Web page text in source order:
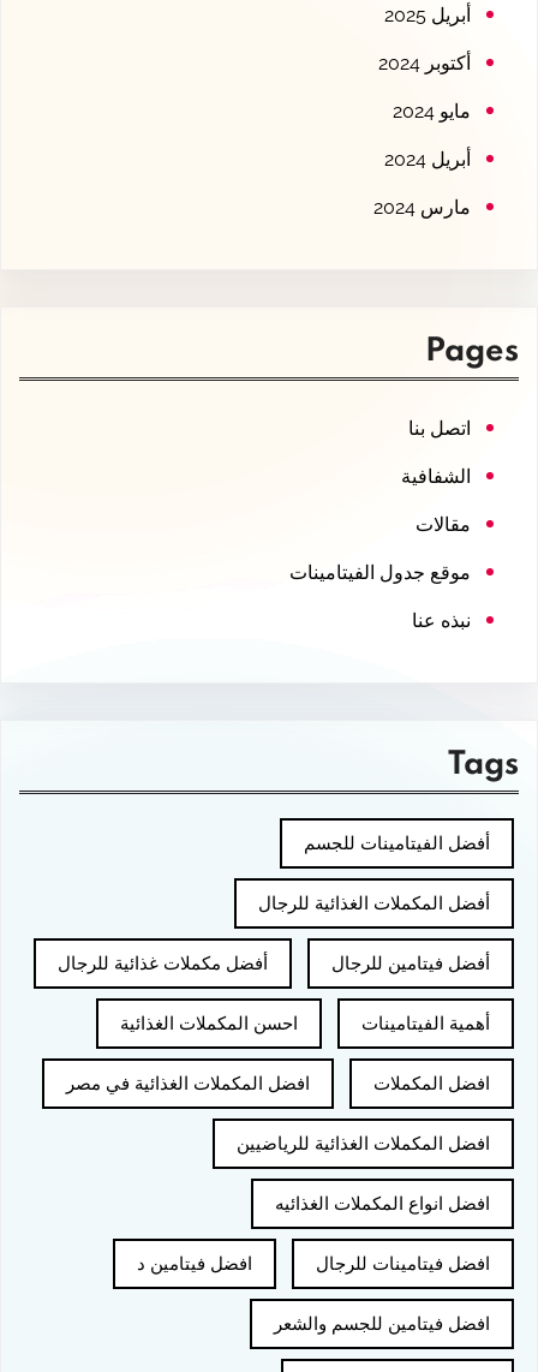
أبريل 2025
أكتوبر 2024
مايو 2024
أبريل 2024
مارس 2024
Pages
اتصل بنا
الشفافية
مقالات
موقع جدول الفيتامينات
نبذه عنا
Tags
أفضل الفيتامينات للجسم
أفضل المكملات الغذائية للرجال
أفضل فيتامين للرجال أفضل مكملات غذائية للرجال
أهمية الفيتامينات احسن المكملات الغذائية
افضل المكملات افضل المكملات الغذائية في مصر
افضل المكملات الغذائية للرياضيين
افضل انواع المكملات الغذائيه
افضل فيتامينات للرجال افضل فيتامين د
افضل فيتامين للجسم والشعر